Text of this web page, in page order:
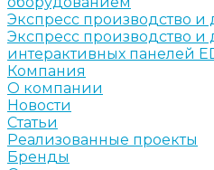
Экспресс производство и
Экспресс производство и
интерактивных панелей
Компания
О компании
Новости
Статьи
Реализованные проекты
Бренды